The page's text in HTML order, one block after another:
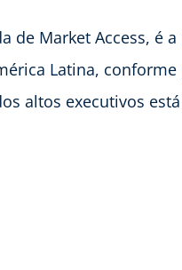
de Market Access, é
Latina,
altos executivos